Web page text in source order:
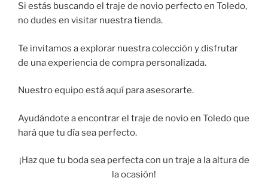
Si estás buscando el traje de novio perfecto en Toledo,
no dudes en visitar nuestra tienda.
Te invitamos a explorar nuestra colección y disfrutar
de una experiencia de compra personalizada.
Nuestro equipo está aquí para asesorarte.
Ayudándote a encontrar el traje de novio en Toledo que
hará que tu día sea perfecto.
¡Haz que tu boda sea perfecta con un traje a la altura de
la ocasión!